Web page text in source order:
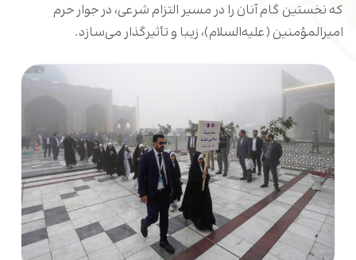
که نخستین گام آنان را در مسیر التزام شرعی، در جوار حرم
امیرالمؤمنین (علیه‌السلام)، زیبا و تأثیرگذار می‌سازد.